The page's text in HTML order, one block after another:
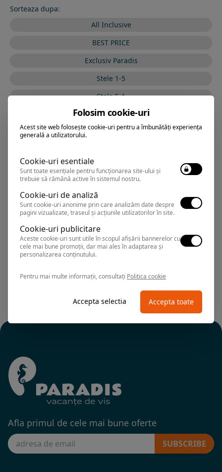
Sorteaza dupa:
All Inclusive
BEST PRICE
Exclusiv Paradis
Stele 1-5
Stele 5-1
Vila
Techirghiol,Arata pe harta
0374.347.708
Localitatea Techirghiol este recunoscuta pentru tratamentele
cu namol sapropelic care vindeca afectiuni reumatismale.
In zona sa dezvoltat turismul balneoclimateric.
Afla primul de cele mai bune oferte
SUBSCRIBE
Folosim cookie-uri
Acest site web folosește cookie-uri pentru a îmbunătăți experiența
generală a utilizatorului.
Cookie-uri esentiale
Sunt toate esențiale pentru funcționarea site-ului și
trebuie să rămână active în sistemul nostru.
Cookie-uri de analiză
Sunt cookie-uri anonime prin care analizăm date despre
pagini vizualizate, traseul și acțiunile utilizatorilor în site.
Cookie-uri publicitare
Aceste cookie-uri sunt utile în scopul afișării bannerelor cu
cele mai bune promoții, dar mai ales în adaptarea și
personalizarea conținutului.
Pentru mai multe informații, consultați Politica cookie
Accepta selectia Accepta toate